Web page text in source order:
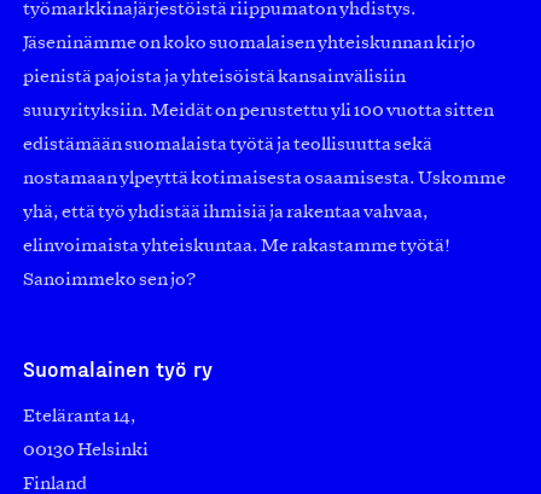
työmarkkinajärjestöistä riippumaton yhdistys.
Jäseninämme on koko suomalaisen yhteiskunnan kirjo
pienistä pajoista ja yhteisöistä kansainvälisiin
suuryrityksiin. Meidät on perustettu yli 100 vuotta sitten
edistämään suomalaista työtä ja teollisuutta sekä
nostamaan ylpeyttä kotimaisesta osaamisesta. Uskomme
yhä, että työ yhdistää ihmisiä ja rakentaa vahvaa,
elinvoimaista yhteiskuntaa. Me rakastamme työtä!
Sanoimmeko sen jo?
Suomalainen työ ry
Eteläranta 14,
00130 Helsinki
Finland